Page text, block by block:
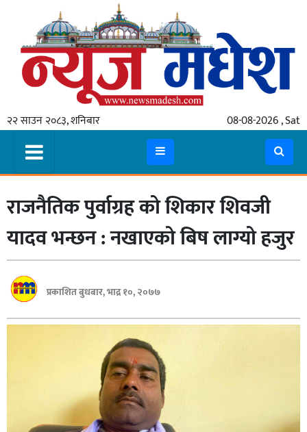
२२ साउन २०८३, शनिबार 08-08-2026 , Sat
गृहपृष्ठ
स्थानीय
प्रदेश
मधेश
प्रदेश
लुम्बिनी
गण्डकी
बागमती
राजनैतिक पुर्वाग्रह को शिकार शिवजी
यादव भन्छन : नखाएको बिष लाग्यो हजुर
प्रकाशित बुधबार, भाद्र १०, २०७७